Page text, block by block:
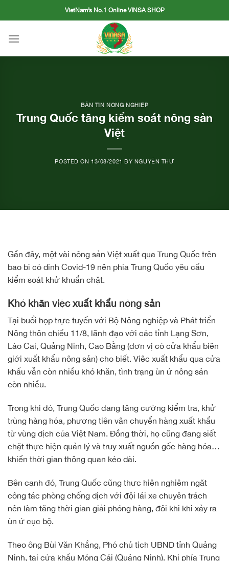
to
VietNam’s No.1 Online VINSA SHOP
BẢN TIN NÔNG NGHIỆP
Trung Quốc tăng kiểm soát nông sản
Việt
POSTED ON 13/08/2021 BY NGUYỄN THƯ
Gần đây, một vài nông sản Việt xuất qua Trung Quốc trên
bao bì có dính Covid-19 nên phía Trung Quốc yêu cầu
kiểm soát khử khuẩn chặt.
Khó khăn việc xuất khẩu nông sản
Tại buổi họp trực tuyến với Bộ Nông nghiệp và Phát triển
Nông thôn chiều 11/8, lãnh đạo với các tỉnh Lạng Sơn,
Lào Cai, Quảng Ninh, Cao Bằng (đơn vị có cửa khẩu biên
giới xuất khẩu nông sản) cho biết. Việc xuất khẩu qua cửa
khẩu vẫn còn nhiều khó khăn, tình trạng ùn ứ nông sản
còn nhiều.
Trong khi đó, Trung Quốc đang tăng cường kiểm tra, khử
trùng hàng hóa, phương tiện vận chuyển hàng xuất khẩu
từ vùng dịch của Việt Nam. Đồng thời, họ cũng đang siết
chặt thực hiện quản lý và truy xuất nguồn gốc hàng hóa…
khiến thời gian thông quan kéo dài.
Bên cạnh đó, Trung Quốc cũng thực hiện nghiêm ngặt
công tác phòng chống dịch với đội lái xe chuyên trách
nên làm tăng thời gian giải phóng hàng, đôi khi khi xảy ra
ùn ứ cục bộ.
Theo ông Bùi Văn Khắng, Phó chủ tịch UBND tỉnh Quảng
Ninh, tại cửa khẩu Móng Cái (Quảng Ninh). Khi phía Trung